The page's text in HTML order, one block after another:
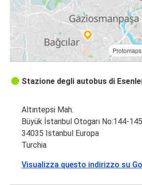
Protomaps
Stazione degli autobus di
Altıntepsi Mah.
Büyük İstanbul Otogarı No:144-
34035 Istanbul Europa
Turchia
Visualizza questo indirizzo su